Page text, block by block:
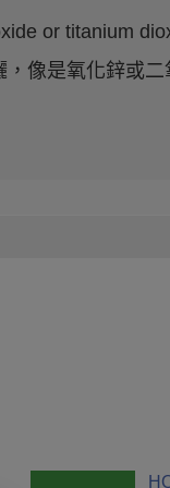
or titanium
像是氧化鋅或